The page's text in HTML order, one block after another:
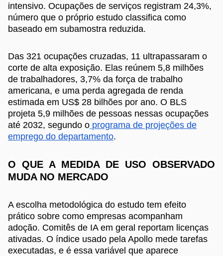
intensivo. Ocupações de serviços registram 24,3%,
número que o próprio estudo classifica como
baseado em subamostra reduzida.
Das 321 ocupações cruzadas, 11 ultrapassaram o
corte de alta exposição. Elas reúnem 5,8 milhões
de trabalhadores, 3,7% da força de trabalho
americana, e uma perda agregada de renda
estimada em US$ 28 bilhões por ano. O BLS
projeta 5,9 milhões de pessoas nessas ocupações
até 2032, segundo o programa de projeções de
emprego do departamento.
O QUE A MEDIDA DE USO OBSERVADO
MUDA NO MERCADO
A escolha metodológica do estudo tem efeito
prático sobre como empresas acompanham
adoção. Comitês de IA em geral reportam licenças
ativadas. O índice usado pela Apollo mede tarefas
executadas, e é essa variável que aparece